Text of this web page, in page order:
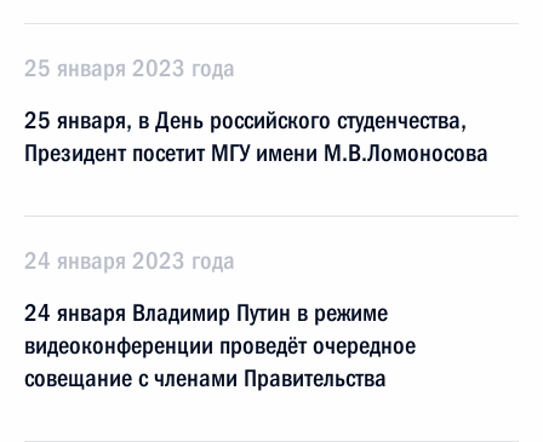
25 января 2023 года
25 января, в День российского студенчества,
Президент посетит МГУ имени М.В.Ломоносова
24 января 2023 года
24 января Владимир Путин в режиме
видеоконференции проведёт очередное
совещание с членами Правительства